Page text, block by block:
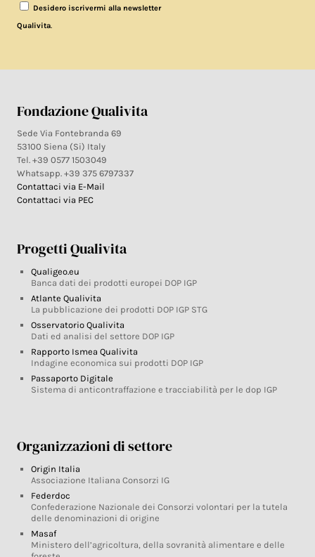
Desidero iscrivermi alla newsletter
Qualivita
Fondazione Qualivita
Sede Via Fontebranda 69
53100 Siena (Si) Italy
Tel. +39 0577 1503049
Whatsapp. +39 375 6797337
Contattaci via E-Mail
Contattaci via PEC
Progetti Qualivita
Qualigeo.eu
Banca dati dei prodotti europei DOP IGP
Atlante Qualivita
La pubblicazione dei prodotti DOP IGP STG
Osservatorio Qualivita
Dati ed analisi del settore DOP IGP
Rapporto Ismea Qualivita
Indagine economica sui prodotti DOP IGP
Passaporto Digitale
Sistema di anticontraffazione e tracciabilità per le dop IGP
Organizzazioni di settore
Origin Italia
Associazione Italiana Consorzi IG
Federdoc
Confederazione Nazionale dei Consorzi volontari per la tutela
delle denominazioni di origine
Masaf
Ministero dell’agricoltura, della sovranità alimentare e delle